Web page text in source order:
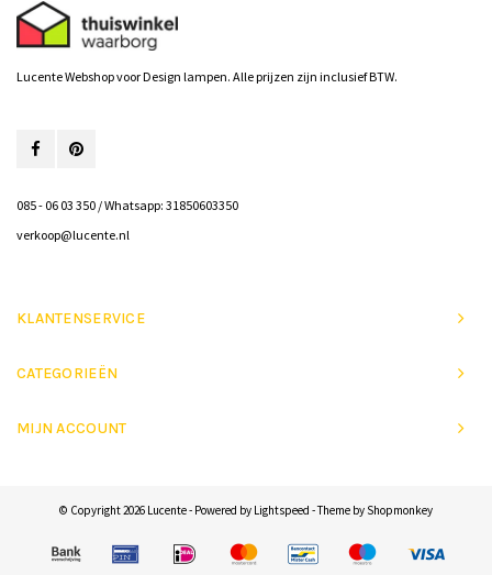
Lucente Webshop voor Design lampen. Alle prijzen zijn inclusief BTW.
085 - 06 03 350 / Whatsapp: 31850603350
verkoop@lucente.nl
KLANTENSERVICE
CATEGORIEËN
MIJN ACCOUNT
© Copyright 2026 Lucente - Powered by Lightspeed - Theme by Shopmonkey